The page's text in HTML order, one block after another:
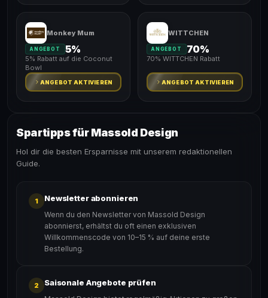
Monkey Mum
ANGEBOT 5%
5% Rabatt auf die Coconut
Bowl
ANGEBOT AKTIVIEREN
WITTCHEN
ANGEBOT 70%
70% WITTCHEN Rabatt
ANGEBOT AKTIVIEREN
Spartipps für Massold Design
Hol dir die besten Ersparnisse mit unserem redaktionellen
Guide.
1 Newsletter abonnieren
Wenn du den Newsletter von Massold Design
abonnierst, erhältst du oft einen exklusiven
Willkommenscode von 10–15 % auf deine erste
Bestellung.
2 Saisonale Angebote prüfen